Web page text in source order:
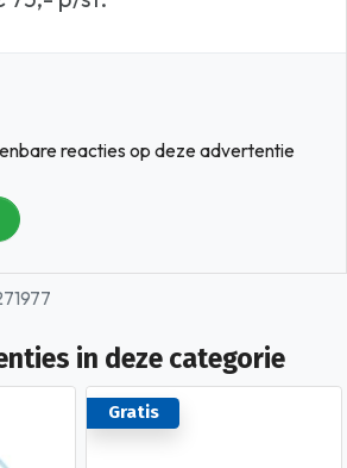
reacties op deze advertentie
in deze categorie
Gratis